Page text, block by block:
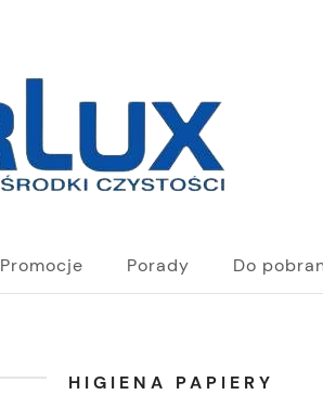
Promocje Porady Do
HIGIENA PAPIERY